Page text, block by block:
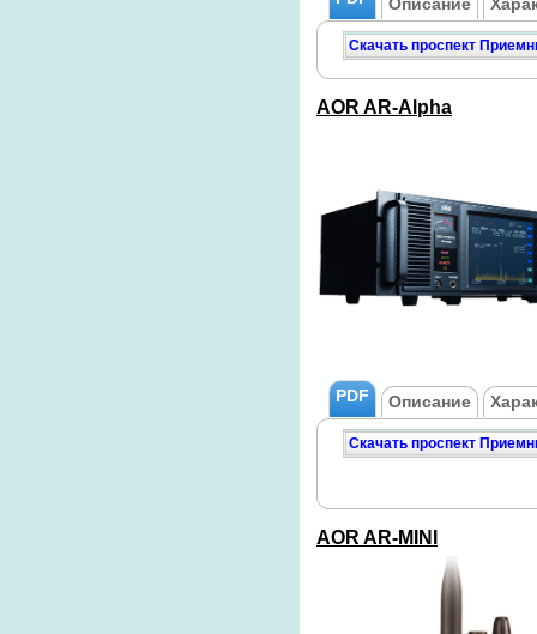
Описание
Скачать проспект
AOR AR-Alpha
PDF Описание
Скачать проспект
AOR AR-MINI